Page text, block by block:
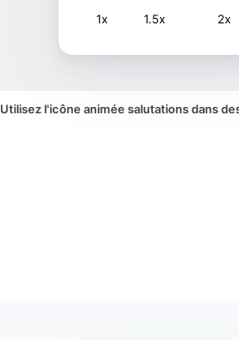
1x 1.5x 2x
Utilisez l'icône animée salutations dans